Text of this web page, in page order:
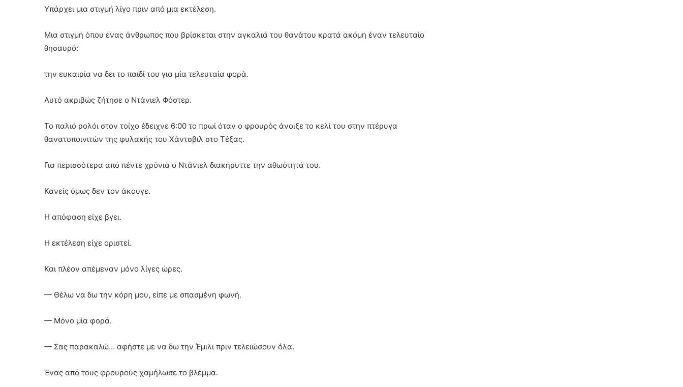
Υπάρχει μια στιγμή λίγο πριν από μια εκτέλεση.
Μια στιγμή όπου ένας άνθρωπος που βρίσκεται στην αγκαλιά του θανάτου κρατά ακόμη έναν τελευταίο
θησαυρό:
την ευκαιρία να δει το παιδί του για μία τελευταία φορά.
Αυτό ακριβώς ζήτησε ο Ντάνιελ Φόστερ.
Το παλιό ρολόι στον τοίχο έδειχνε 6:00 το πρωί όταν ο φρουρός άνοιξε το κελί του στην πτέρυγα
θανατοποινιτών της φυλακής του Χάντσβιλ στο Τέξας.
Για περισσότερα από πέντε χρόνια ο Ντάνιελ διακήρυττε την αθωότητά του.
Κανείς όμως δεν τον άκουγε.
Η απόφαση είχε βγει.
Η εκτέλεση είχε οριστεί.
Και πλέον απέμεναν μόνο λίγες ώρες.
— Θέλω να δω την κόρη μου, είπε με σπασμένη φωνή.
— Μόνο μία φορά.
— Σας παρακαλώ… αφήστε με να δω την Έμιλι πριν τελειώσουν όλα.
Ένας από τους φρουρούς χαμήλωσε το βλέμμα.